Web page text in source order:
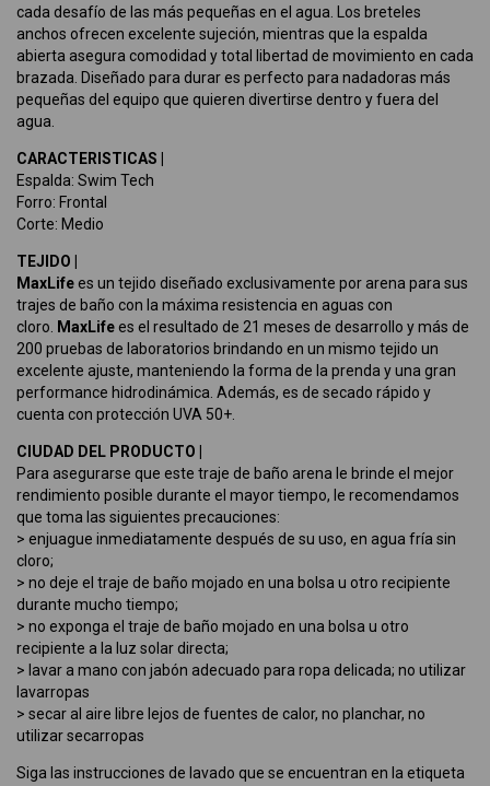
cada desafío de las más pequeñas en el agua. Los breteles
anchos ofrecen excelente sujeción, mientras que la espalda
abierta asegura comodidad y total libertad de movimiento en cada
brazada. Diseñado para durar es perfecto para nadadoras más
pequeñas del equipo que quieren divertirse dentro y fuera del
agua.
CARACTERISTICAS |
Espalda: Swim Tech
Forro: Frontal
Corte: Medio
TEJIDO |
MaxLifees un tejido diseñado exclusivamente por arena para sus
trajes de baño con la máxima resistencia en aguas con
cloro.
MaxLifees el resultado de 21 meses de desarrollo y más de
200 pruebas de laboratorios brindando en un mismo tejido un
excelente ajuste, manteniendo la forma de la prenda y una gran
performance hidrodinámica. Además, es de secado rápido y
cuenta con protección UVA 50+.
CIUDAD DEL PRODUCTO |
Para asegurarse que este traje de baño arena le brinde el mejor
rendimiento posible durante el mayor tiempo, le recomendamos
que toma las siguientes precauciones:
> enjuague inmediatamente después de su uso, en agua fría sin
cloro;
> no deje el traje de baño mojado en una bolsa u otro recipiente
durante mucho tiempo;
> no exponga el traje de baño mojado en una bolsa u otro
recipiente a la luz solar directa;
> lavar a mano con jabón adecuado para ropa delicada; no utilizar
lavarropas
> secar al aire libre lejos de fuentes de calor, no planchar, no
utilizar secarropas
Siga las instrucciones de lavado que se encuentran en la etiqueta